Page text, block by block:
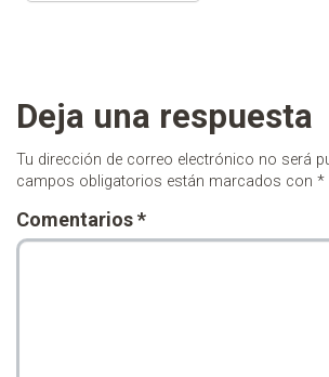
Deja una respuesta
Tu dirección de correo electrónico no será
campos obligatorios están marcados con *
Comentarios*